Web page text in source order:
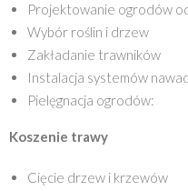
Projektowanie ogrodów
Wybór roślin i drzew
Zakładanie trawników
Instalacja systemów
Pielęgnacja ogrodów:
Koszenie trawy
Cięcie drzew i krzewów